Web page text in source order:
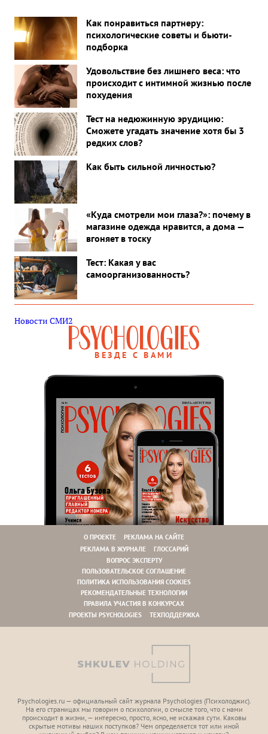
Как понравиться партнеру:
психологические советы и бьюти-
подборка
Удовольствие без лишнего веса: что
происходит с интимной жизнью после
похудения
Тест на недюжинную эрудицию:
Сможете угадать значение хотя бы 3
редких слов?
Как быть сильной личностью?
«Куда смотрели мои глаза?»: почему в
магазине одежда нравится, а дома —
вгоняет в тоску
Тест: Какая у вас
самоорганизованность?
Новости СМИ2
ВЕЗДЕ С ВАМИ
О ПРОЕКТЕ
РЕКЛАМА НА САЙТЕ
РЕКЛАМА В ЖУРНАЛЕ
ГЛОССАРИЙ
ВОПРОС ЭКСПЕРТУ
ПОЛЬЗОВАТЕЛЬСКОЕ СОГЛАШЕНИЕ
ПОЛИТИКА ИСПОЛЬЗОВАНИЯ COOKIES
РЕКОМЕНДАТЕЛЬНЫЕ ТЕХНОЛОГИИ
ПРАВИЛА УЧАСТИЯ В КОНКУРСАХ
ПРОЕКТЫ PSYCHOLOGIES
ТЕХПОДДЕРЖКА
Psychologies.ru — официальный сайт журнала Psychologies (Психoлоджиc).
На его страницах мы говорим о психологии, о смысле того, что с нами
происходит в жизни, — интересно, просто, ясно, не искажая сути. Каковы
скрытые мотивы наших поступков? Чем определяется тот или иной